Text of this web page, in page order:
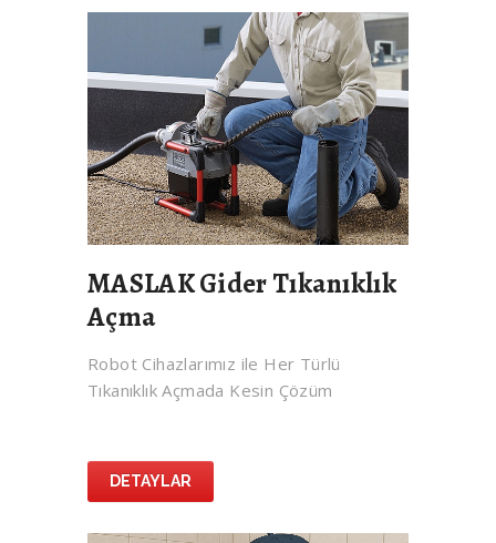
MASLAK Gider Tıkanıklık
Açma
Robot Cihazlarımız ile Her Türlü
Tıkanıklık Açmada Kesin Çözüm
DETAYLAR